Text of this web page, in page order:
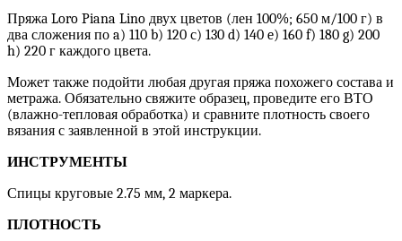
Пряжа Loro Piana Lino двух цветов (лен 100%; 650 м/100 г) в
два сложения по a) 110 b) 120 с) 130 d) 140 e) 160 f) 180 g) 200
h) 220 г каждого цвета.
Может также подойти любая другая пряжа похожего состава и
метража. Обязательно свяжите образец, проведите его ВТО
(влажно-тепловая обработка) и сравните плотность своего
вязания с заявленной в этой инструкции.
ИНСТРУМЕНТЫ
Спицы круговые 2.75 мм, 2 маркера.
ПЛОТНОСТЬ